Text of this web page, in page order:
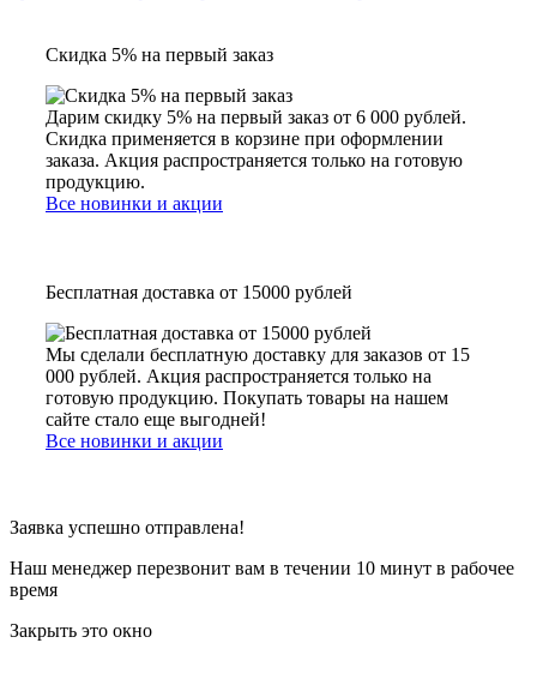
Скидка 5% на первый заказ
Дарим скидку 5% на первый заказ от 6 000 рублей.
Скидка применяется в корзине при оформлении
заказа. Акция распространяется только на готовую
продукцию.
Все новинки и акции
Бесплатная доставка от 15000 рублей
Мы сделали бесплатную доставку для заказов от 15
000 рублей. Акция распространяется только на
готовую продукцию. Покупать товары на нашем
сайте стало еще выгодней!
Все новинки и акции
Заявка успешно отправлена!
Наш менеджер перезвонит вам в течении 10 минут в рабочее
время
Закрыть это окно